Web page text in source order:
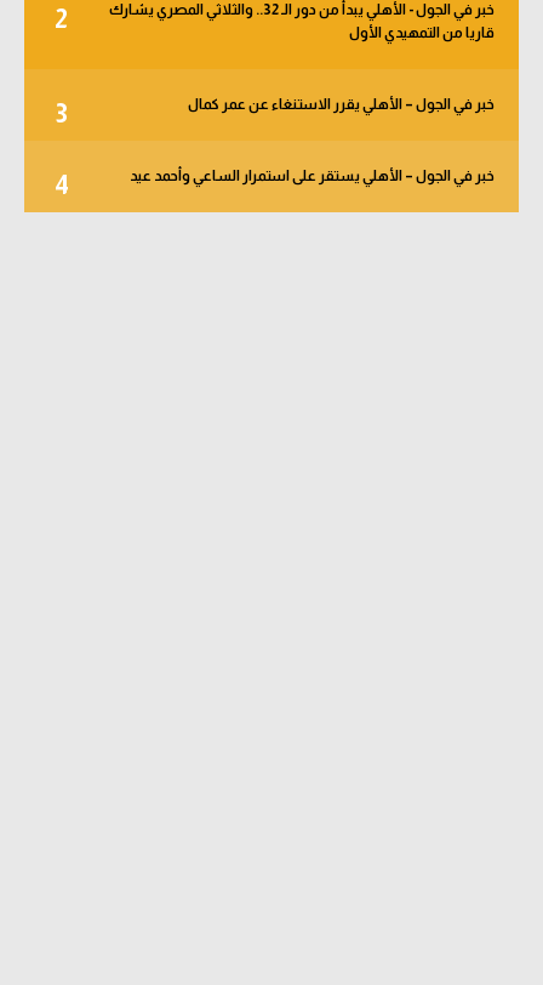
2
خبر في الجول - الأهلي يبدأ من دور الـ 32.. والثلاثي المصري يشارك
قاريا من التمهيدي الأول
3 خبر في الجول – الأهلي يقرر الاستنغاء عن عمر كمال
4 خبر في الجول – الأهلي يستقر على استمرار الساعي وأحمد عيد